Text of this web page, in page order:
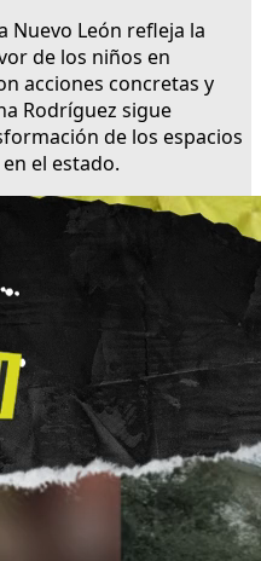
Nuevo León refleja la
de los niños en
acciones concretas y
Rodríguez sigue
de los espacios
el estado.